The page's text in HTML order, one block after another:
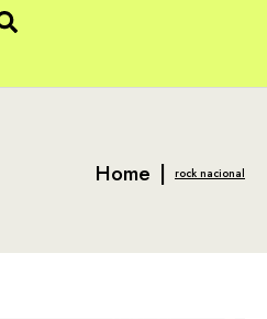
Home | rock nacional